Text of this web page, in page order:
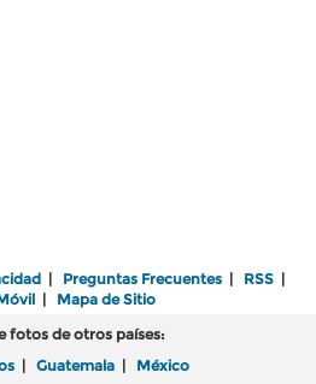
| Preguntas Frecuentes | RSS |
| Mapa de Sitio
fotos de otros países:
| Guatemala | México